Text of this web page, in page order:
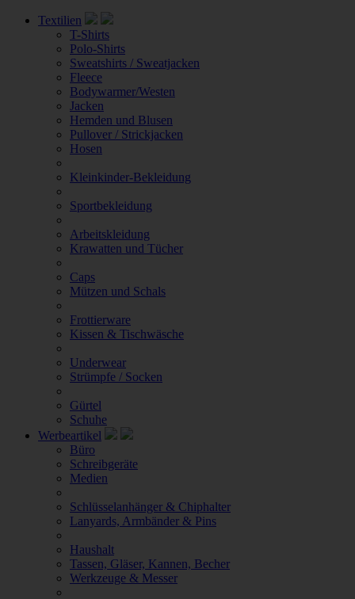
Textilien
T-Shirts
Polo-Shirts
Sweatshirts / Sweatjacken
Fleece
Bodywarmer/Westen
Jacken
Hemden und Blusen
Pullover / Strickjacken
Hosen
Kleinkinder-Bekleidung
Sportbekleidung
Arbeitskleidung
Krawatten und Tücher
Caps
Mützen und Schals
Frottierware
Kissen & Tischwäsche
Underwear
Strümpfe / Socken
Gürtel
Schuhe
Werbeartikel
Büro
Schreibgeräte
Medien
Schlüsselanhänger & Chiphalter
Lanyards, Armbänder & Pins
Haushalt
Tassen, Gläser, Kannen, Becher
Werkzeuge & Messer